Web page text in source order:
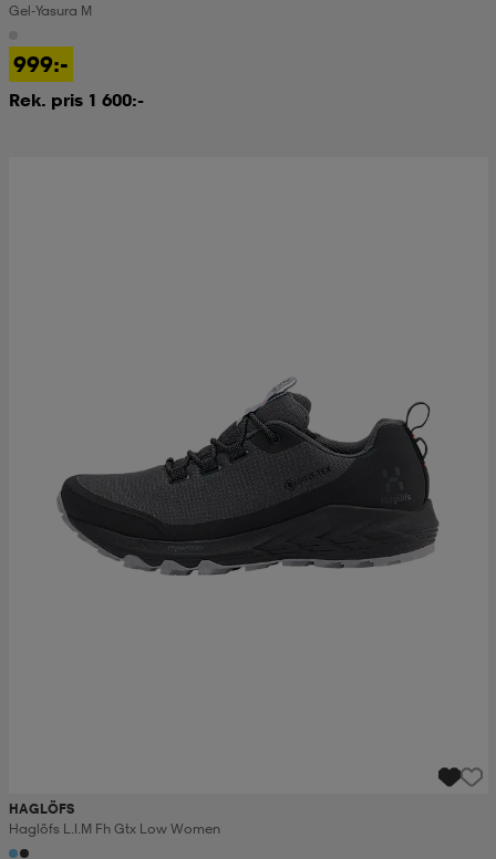
Gel-Yasura M
999:-
Rek. pris 1 600:-
HAGLÖFS
Haglöfs L.i.m Fh Gtx Low Women